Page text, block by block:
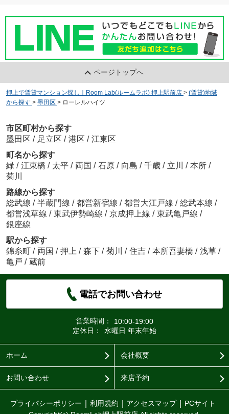
ページトップへ
押上で賃貸マンション探し｜Room Lab(ルームラボ) 押上駅前店 > (賃貸)地域
から探す > 墨田区 > ローレルハイツ
市区町村から探す
墨田区 / 足立区 / 港区 / 江東区
町名から探す
緑 / 江東橋 / 太平 / 両国 / 石原 / 向島 / 千歳 / 立川 / 本所 /
菊川
路線から探す
総武線 / 半蔵門線 / 都営新宿線 / 都営大江戸線 / 総武本線 /
都営浅草線 / 東武伊勢崎線 / 京成押上線 / 東武亀戸線 /
銀座線
駅から探す
錦糸町
/ 両国 / 押上 / 森下 / 菊川 / 住吉 / 本所吾妻橋 / 浅草 /
亀戸 / 蔵前
電話でお問い合わせ
営業時間：
10:00-19:00
定休日：
水曜日 年末年始
ホーム 会社概要
お問い合わせ 来店予約
プライバシーポリシー 利用規約 アクセスマップ
PCサイト